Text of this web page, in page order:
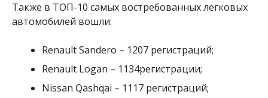
Также в ТОП-10 самых востребованных легковых
автомобилей вошли:
Renault Sandero – 1207 регистраций;
Renault Logan – 1134регистрации;
Nissan Qashqai – 1117 регистраций;